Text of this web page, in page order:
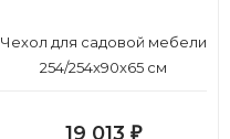
Чехол для садовой мебели
254/254x90x65 cм
19 013 ₽